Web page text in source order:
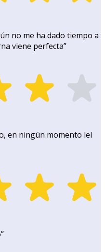
no me ha dado tiempo a
viene perfecta”
en ningún momento leí
”